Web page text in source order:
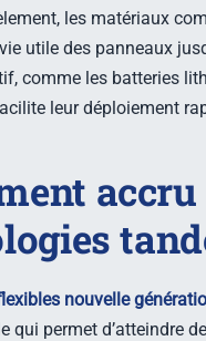
les matériaux
utile des panneaux
comme les batteries
leur déploiement
nouvelle
qui permet d’atteindre